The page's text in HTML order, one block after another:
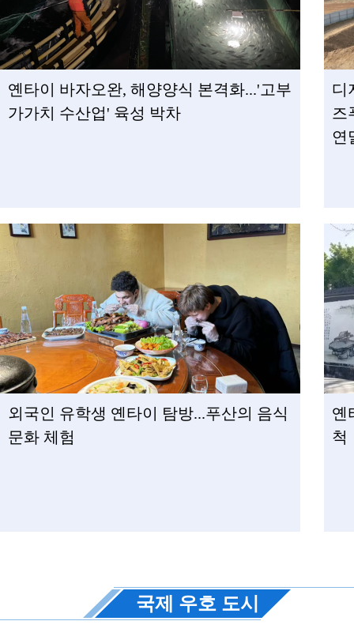
옌타이 바자오완, 해양양식 본격화...'고부
가가치 수산업' 육성 박차
디
즈
연
외국인 유학생 옌타이 탐방...푸산의 음식
문화 체험
옌
척
국제 우호 도시